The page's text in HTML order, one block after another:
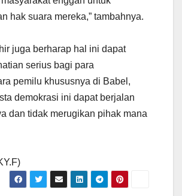
hak suara mereka,” tambahnya.
juga berharap hal ini dapat
serius bagi para
pemilu khususnya di Babel,
demokrasi ini dapat berjalan
dan tidak merugikan pihak mana